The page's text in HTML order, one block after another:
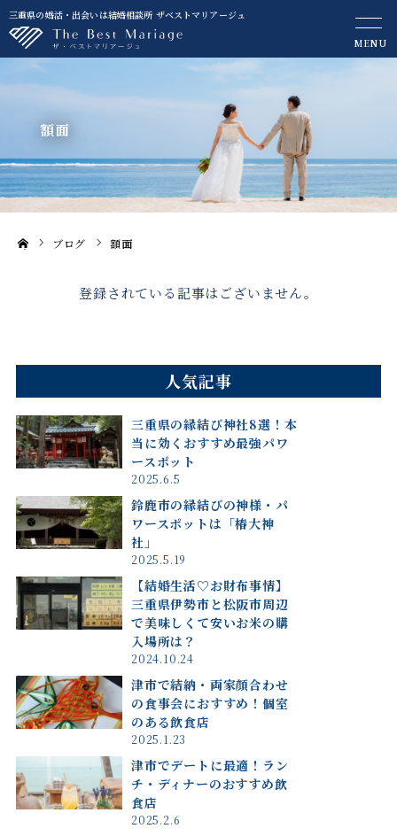
三重県の婚活・出会いは結婚相談所 ザベストマリアージュ
MENU
額面
ーム
ブログ 額面
登録されている記事はございません。
人気記事
三重県の縁結び神社8選！本
当に効くおすすめ最強パワ
ースポット
2025.6.5
鈴鹿市の縁結びの神様・パ
ワースポットは「椿大神
社」
2025.5.19
【結婚生活♡お財布事情】
三重県伊勢市と松阪市周辺
で美味しくて安いお米の購
入場所は？
2024.10.24
津市で結納・両家顔合わせ
の食事会におすすめ！個室
のある飲食店
2025.1.23
津市でデートに最適！ラン
チ・ディナーのおすすめ飲
食店
2025.2.6